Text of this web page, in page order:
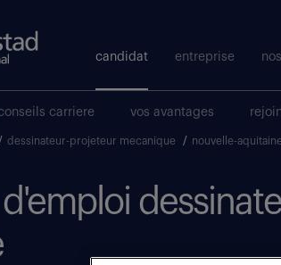
candidat entreprise
carriere vos avantages
/ dessinateur-projeteur mecanique / nouvelle-aquitaine